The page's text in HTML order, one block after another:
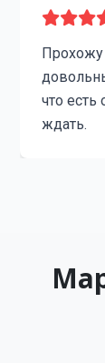
Прохожу
что есть
ждать.